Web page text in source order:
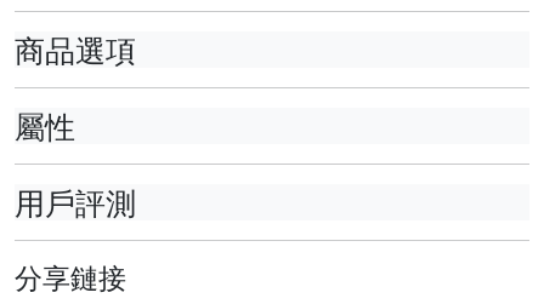
商品選項
屬性
用戶評測
分享鏈接